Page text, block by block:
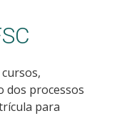
dos processos
para